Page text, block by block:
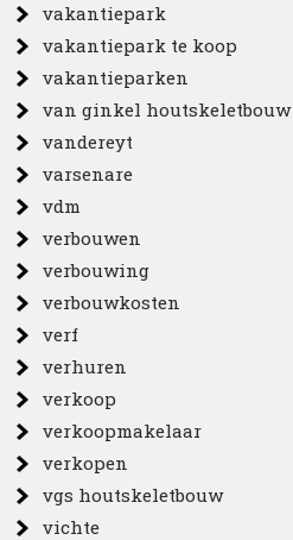
vakantiepark
vakantiepark te koop
vakantieparken
van ginkel houtskeletbouw
vandereyt
varsenare
vdm
verbouwen
verbouwing
verbouwkosten
verf
verhuren
verkoop
verkoopmakelaar
verkopen
vgs houtskeletbouw
vichte